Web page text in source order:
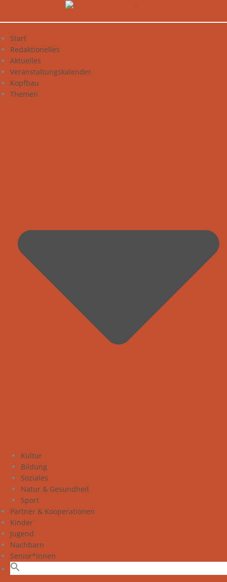
Start
Redaktionelles
Aktuelles
Veranstaltungskalender
Kopfbau
Themen
Kultur
Bildung
Soziales
Natur & Gesundheit
Sport
Partner & Kooperationen
Kinder
Jugend
Nachbarn
Senior*innen